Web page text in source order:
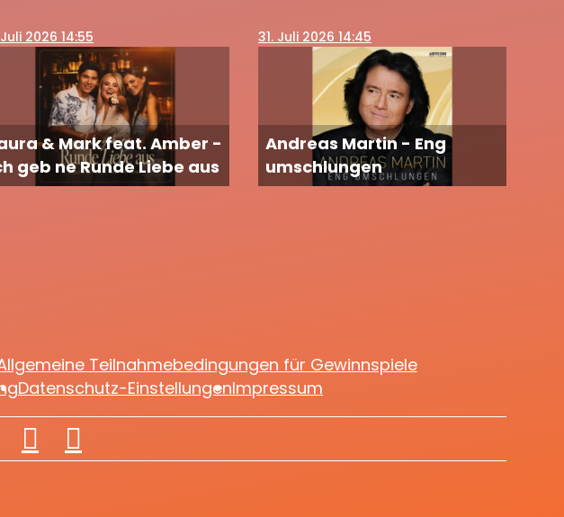
2026 14:55
& Mark feat. Amber -
geb ne Runde Liebe aus
31. Juli 2026 14:45
Andreas Martin - Eng
umschlungen
Teilnahmebedingungen für Gewinnspiele
Datenschutz-EinstellungenImpressum